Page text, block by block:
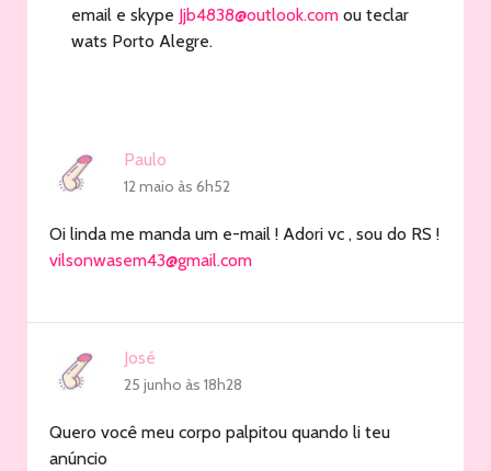
email e skype Jjb4838@outlook.com ou teclar
wats Porto Alegre.
Paulo
12 maio às 6h52
Oi linda me manda um e-mail ! Adori vc , sou do RS !
vilsonwasem43@gmail.com
José
25 junho às 18h28
Quero você meu corpo palpitou quando li teu
anúncio